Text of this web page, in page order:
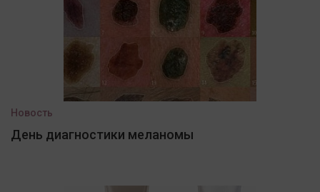
Новость
День диагностики меланомы